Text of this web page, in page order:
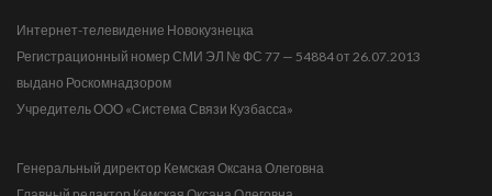
Интернет-телевидение Новокузнецка
Регистрационный номер СМИ ЭЛ № ФС 77 — 54884 от 26.07.2013
выдано Роскомнадзором
Учредитель ООО «Система Связи Кузбасса»
Генеральный директор Кемская Оксана Олеговна